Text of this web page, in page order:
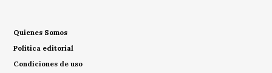
Quienes Somos
Política editorial
Condiciones de uso